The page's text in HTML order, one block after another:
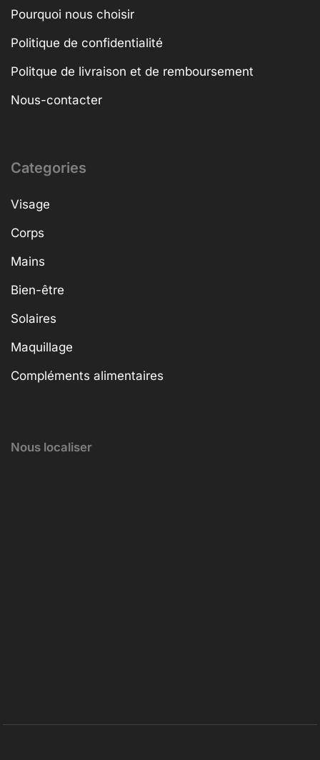
Pourquoi nous choisir
Politique de confidentialité
Politque de livraison et de remboursement
Nous-contacter
Categories
Visage
Corps
Mains
Bien-être
Solaires
Maquillage
Compléments alimentaires
Nous localiser